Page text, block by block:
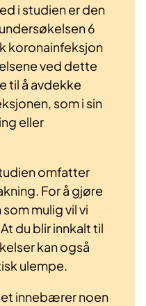
i studien er den
6
koronainfeksjon
ved dette
til å avdekke
som i sin
eller
omfatter
For å gjøre
mulig vil vi
du blir innkalt til
kan også
ulempe.
innebærer noen